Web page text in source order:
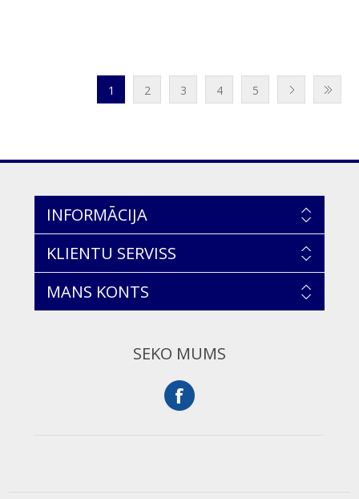
1 2 3 4 5
INFORMĀCIJA
KLIENTU SERVISS
MANS KONTS
SEKO MUMS